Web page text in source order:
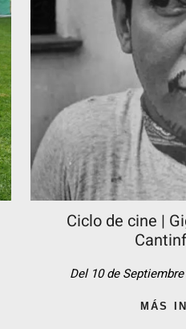
Ciclo de cine |
Del 10 de
MÁS